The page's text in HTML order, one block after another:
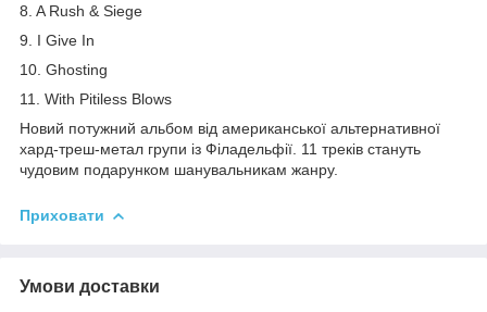
8. A Rush & Siege
9. I Give In
10. Ghosting
11. With Pitiless Blows
Новий потужний альбом від американської альтернативної
хард-треш-метал групи із Філадельфії. 11 треків стануть
чудовим подарунком шанувальникам жанру.
Приховати
Умови доставки